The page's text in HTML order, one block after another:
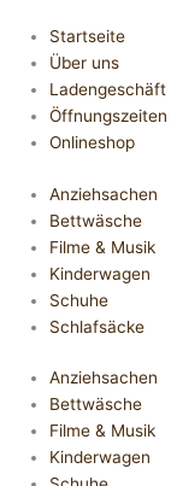
Startseite
Über uns
Ladengeschäft
Öffnungszeiten
Onlineshop
Anziehsachen
Bettwäsche
Filme & Musik
Kinderwagen
Schuhe
Schlafsäcke
Anziehsachen
Bettwäsche
Filme & Musik
Kinderwagen